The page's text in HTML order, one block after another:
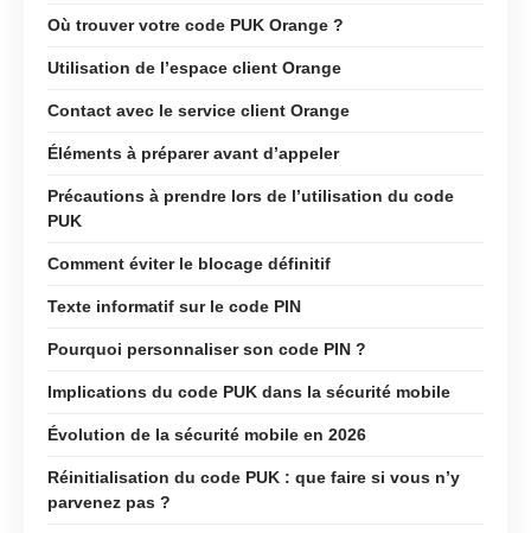
Où trouver votre code PUK Orange ?
Utilisation de l’espace client Orange
Contact avec le service client Orange
Éléments à préparer avant d’appeler
Précautions à prendre lors de l’utilisation du code
PUK
Comment éviter le blocage définitif
Texte informatif sur le code PIN
Pourquoi personnaliser son code PIN ?
Implications du code PUK dans la sécurité mobile
Évolution de la sécurité mobile en 2026
Réinitialisation du code PUK : que faire si vous n’y
parvenez pas ?